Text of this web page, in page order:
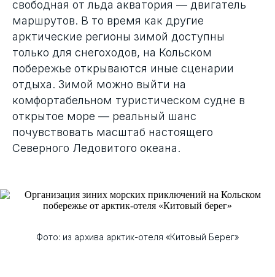
свободная от льда акватория — двигатель
маршрутов. В то время как другие
арктические регионы зимой доступны
только для снегоходов, на Кольском
побережье открываются иные сценарии
отдыха. Зимой можно выйти на
комфортабельном туристическом судне в
открытое море — реальный шанс
почувствовать масштаб настоящего
Северного Ледовитого океана.
Фото: из архива арктик-отеля «Китовый Берег»